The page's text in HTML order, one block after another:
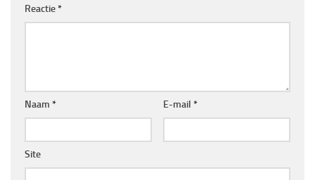
Reactie*
Naam * E-mail *
Site